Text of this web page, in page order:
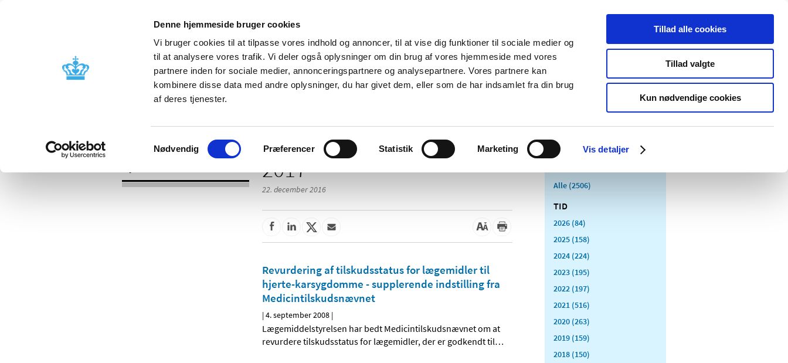
Denne hjemmeside bruger cookies
Vi bruger cookies til at tilpasse vores indhold og annoncer, til at vise dig funktioner til sociale medier og
til at analysere vores trafik. Vi deler også oplysninger om din brug af vores hjemmeside med vores
partnere inden for sociale medier, annonceringspartnere og analysepartnere. Vores partnere kan
kombinere disse data med andre oplysninger, du har givet dem, eller som de har indsamlet fra din brug
af deres tjenester.
Samtykkevalg
Nødvendig Præferencer Statistik Marketing Vis detaljer
Tillad alle cookies
Tillad valgte
Kun nødvendige cookies
Nyheder Om os Kontakt Udgivelser
Godkendelse og
Bivirkninger og
produktinformation
Tilskud og
Apoteker og salg af
Medicinsk
Særlige
produktområder
2017
22. december 2016
Revurdering af tilskudsstatus for lægemidler til
hjerte-karsygdomme - supplerende indstilling fra
Medicintilskudsnævnet
|4. september 2008 |
Lægemiddelstyrelsen har bedt Medicintilskudsnævnet om at
revurdere tilskudsstatus for lægemidler, der er godkendt til…
Alle (2506)
TID
2026 (84)
2025 (158)
2024 (224)
2023 (195)
2022 (197)
2021 (516)
2020 (263)
2019 (159)
2018 (150)